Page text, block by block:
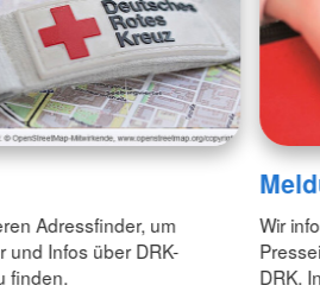
Adressfinder, um
und Infos über DRK-
finden.
Wir
DRK.